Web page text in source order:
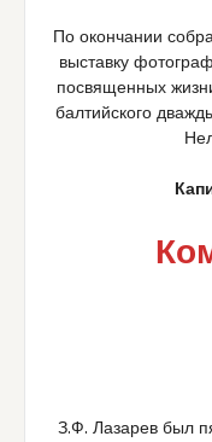
По окончании
выставку
посвященных
балтийского
З.Ф. Лазарев был